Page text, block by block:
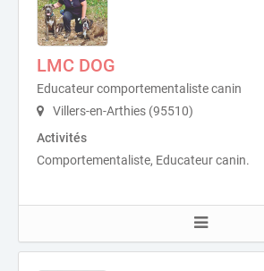
LMC DOG
Educateur comportementaliste canin
Villers-en-Arthies (95510)
Activités
Comportementaliste, Educateur canin.